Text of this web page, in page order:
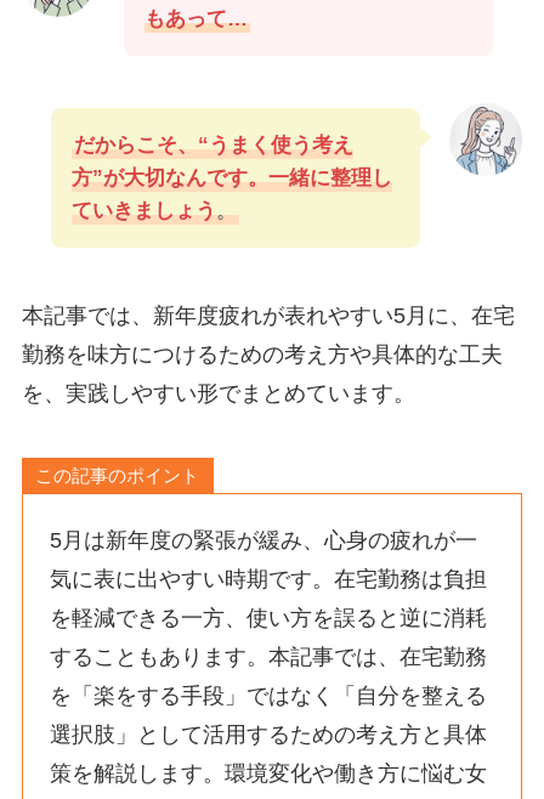
もあって…
だからこそ、“うまく使う考え
方”が大切なんです。一緒に整理し
ていきましょう。
本記事では、新年度疲れが表れやすい5月に、在宅
勤務を味方につけるための考え方や具体的な工夫
を、実践しやすい形でまとめています。
この記事のポイント
5月は新年度の緊張が緩み、心身の疲れが一
気に表に出やすい時期です。在宅勤務は負担
を軽減できる一方、使い方を誤ると逆に消耗
することもあります。本記事では、在宅勤務
を「楽をする手段」ではなく「自分を整える
選択肢」として活用するための考え方と具体
策を解説します。環境変化や働き方に悩む女